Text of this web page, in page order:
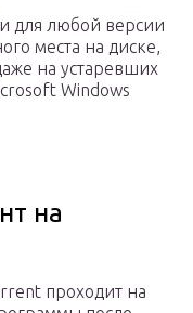
для любой версии
места на диске,
на устаревших
Windows
на
проходит на